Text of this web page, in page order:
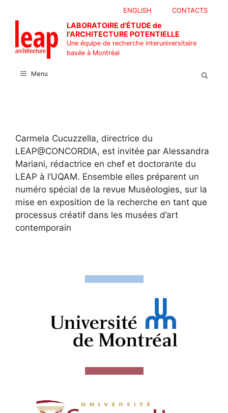
contenu
CONTACTS
ENGLISH
LABORATOIRE d'ÉTUDE de
l'ARCHITECTURE POTENTIELLE
Une équipe de recherche interuniversitaire
basée à Montréal
Menu
Carmela Cucuzzella, directrice du
LEAP@CONCORDIA, est invitée par Alessandra
Mariani, rédactrice en chef et doctorante du
LEAP à l’UQAM. Ensemble elles préparent un
numéro spécial de la revue Muséologies, sur la
mise en exposition de la recherche en tant que
processus créatif dans les musées d’art
contemporain